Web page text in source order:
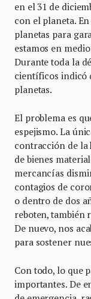
en el 31 de
con el planeta.
planetas para
estamos en
Durante toda la
científicos indicó
planetas.
El problema es
espejismo. La
contracción de la
de bienes
mercancías
contagios de
o dentro de dos
reboten, también
De nuevo, nos
para sostener
Con todo, lo que
importantes. De